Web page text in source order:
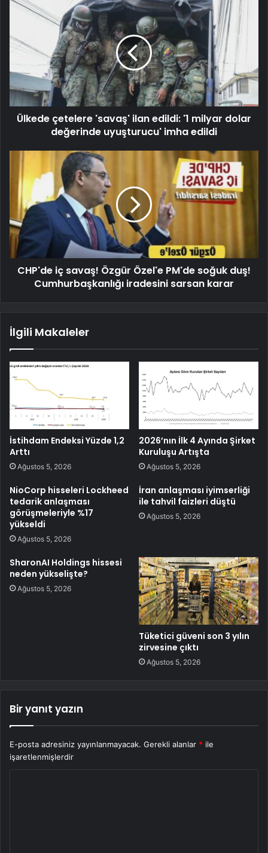
Ülkede çetelere 'savaş' ilan edildi: '1 milyar dolar
değerinde uyuşturucu' imha edildi
CHP'de iç savaş! Özgür Özel'e PM'de soğuk duş!
Cumhurbaşkanlığı iradesini sarsan karar
İlgili Makaleler
İstihdam Endeksi Yüzde 1,2
Arttı
Ağustos 5, 2026
2026’nın İlk 4 Ayında Şirket
Kuruluşu Artışta
Ağustos 5, 2026
NioCorp hisseleri Lockheed
tedarik anlaşması
görüşmeleriyle %17
yükseldi
Ağustos 5, 2026
İran anlaşması iyimserliği
ile tahvil faizleri düştü
Ağustos 5, 2026
SharonAI Holdings hissesi
neden yükselişte?
Ağustos 5, 2026
Tüketici güveni son 3 yılın
zirvesine çıktı
Ağustos 5, 2026
Bir yanıt yazın
E-posta adresiniz yayınlanmayacak. Gerekli alanlar * ile
işaretlenmişlerdir